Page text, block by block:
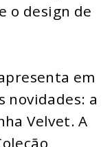
o design de
em
novidades: a
Velvet. A